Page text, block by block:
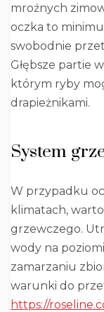
mroźnych
oczka to
swobodnie
Głębsze partie
którym ryby
drapieżnikami.
System
W przypadku
klimatach,
grzewczego.
wody na
zamarzaniu
warunki do
https://